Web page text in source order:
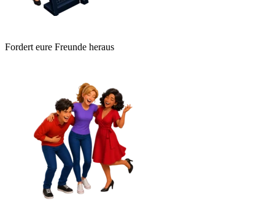
Fordert eure Freunde heraus